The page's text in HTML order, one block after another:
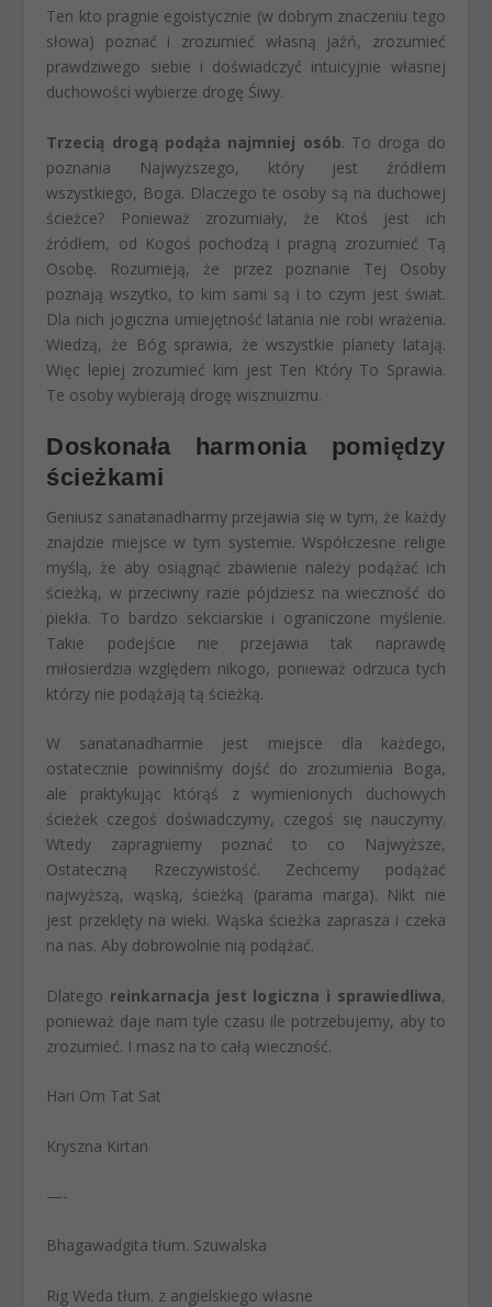
Ten kto pragnie egoistycznie (w dobrym znaczeniu tego
słowa) poznać i zrozumieć własną jaźń, zrozumieć
prawdziwego siebie i doświadczyć intuicyjnie własnej
duchowości wybierze drogę Śiwy.
Trzecią drogą podąża najmniej osób. To droga do
poznania Najwyższego, który jest źródłem
wszystkiego, Boga. Dlaczego te osoby są na duchowej
ścieżce? Ponieważ zrozumiały, że Ktoś jest ich
źródłem, od Kogoś pochodzą i pragną zrozumieć Tą
Osobę. Rozumieją, że przez poznanie Tej Osoby
poznają wszytko, to kim sami są i to czym jest świat.
Dla nich jogiczna umiejętność latania nie robi wrażenia.
Wiedzą, że Bóg sprawia, że wszystkie planety latają.
Więc lepiej zrozumieć kim jest Ten Który To Sprawia.
Te osoby wybierają drogę wisznuizmu.
Doskonała harmonia pomiędzy
ścieżkami
Geniusz sanatanadharmy przejawia się w tym, że każdy
znajdzie miejsce w tym systemie. Współczesne religie
myślą, że aby osiągnąć zbawienie należy podążać ich
ścieżką, w przeciwny razie pójdziesz na wieczność do
piekła. To bardzo sekciarskie i ograniczone myślenie.
Takie podejście nie przejawia tak naprawdę
miłosierdzia względem nikogo, ponieważ odrzuca tych
którzy nie podążają tą ścieżką.
W sanatanadharmie jest miejsce dla każdego,
ostatecznie powinniśmy dojść do zrozumienia Boga,
ale praktykując którąś z wymienionych duchowych
ścieżek czegoś doświadczymy, czegoś się nauczymy.
Wtedy zapragniemy poznać to co Najwyższe,
Ostateczną Rzeczywistość. Zechcemy podążać
najwyższą, wąską, ścieżką (parama marga). Nikt nie
jest przeklęty na wieki. Wąska ścieżka zaprasza i czeka
na nas. Aby dobrowolnie nią podążać.
Dlatego reinkarnacja jest logiczna i sprawiedliwa,
ponieważ daje nam tyle czasu ile potrzebujemy, aby to
zrozumieć. I masz na to całą wieczność.
Hari Om Tat Sat
Kryszna Kirtan
—-
Bhagawadgita tłum. Szuwalska
Rig Weda tłum. z angielskiego własne